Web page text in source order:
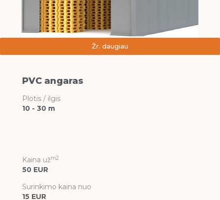
Žr. daugiau
PVC angaras
Plotis / ilgis
10 - 30 m
Kaina užm2
50 EUR
Surinkimo kaina nuo
15 EUR